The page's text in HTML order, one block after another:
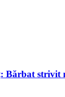
Bărbat strivit